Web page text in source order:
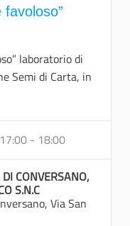
laboratorio di
Semi di Carta, in
- 18:00
CONVERSANO,
S.N.C
Via San